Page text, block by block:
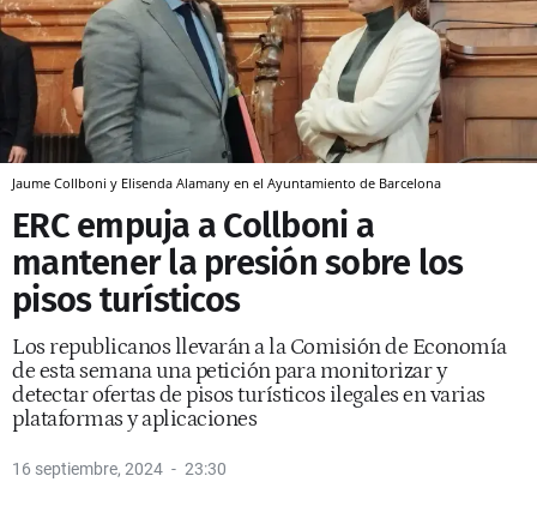
Jaume Collboni y Elisenda Alamany en el Ayuntamiento de Barcelona
ERC empuja a Collboni a
mantener la presión sobre los
pisos turísticos
Los republicanos llevarán a la Comisión de Economía
de esta semana una petición para monitorizar y
detectar ofertas de pisos turísticos ilegales en varias
plataformas y aplicaciones
16 septiembre, 2024 23:30